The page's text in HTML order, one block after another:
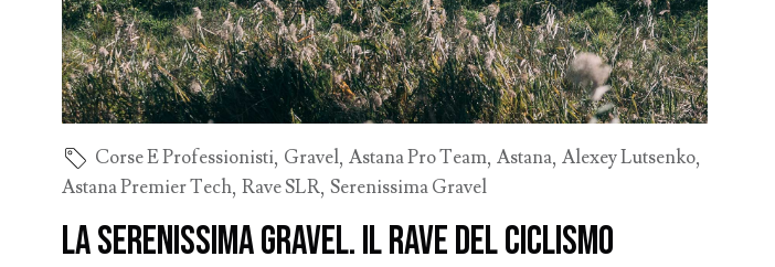
Corse E Professionisti, Gravel,Astana Pro Team,Astana,Alexey Lutsenko,
Astana Premier Tech,Rave SLR,Serenissima Gravel
La Serenissima Gravel. Il Rave del ciclismo